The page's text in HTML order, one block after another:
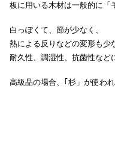
板に用いる木材は一般的に「
白っぽくて、節が少なく、
熱による反りなどの変形も少
耐久性、調湿性、抗菌性など
高級品の場合、｢杉」が使わ